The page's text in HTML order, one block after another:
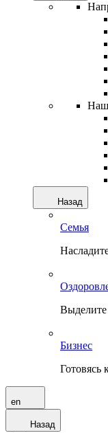
Назад
Семья
Выделите
Бизнес
Готовясь
en
Назад